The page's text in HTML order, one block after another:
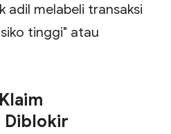
adil melabeli transaksi
tinggi" atau
Diblokir